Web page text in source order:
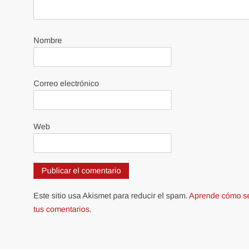
Nombre
Correo electrónico
Web
Este sitio usa Akismet para reducir el spam.Aprende cómo
tus comentarios.